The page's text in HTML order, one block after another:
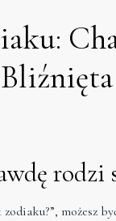
rodzi
zodiaku?”, możesz